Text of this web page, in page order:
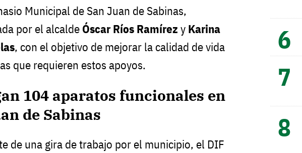
Municipal de San Juan de Sabinas,
por el alcalde Óscar Ríos Ramírez y Karina
, con el objetivo de mejorar la calidad de vida
que requieren estos apoyos.
104 aparatos funcionales en
de Sabinas
de una gira de trabajo por el municipio, el DIF